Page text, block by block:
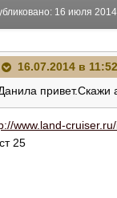
16 июля 2014
16.07.2014 в
привет.Скажи
www.land-
25